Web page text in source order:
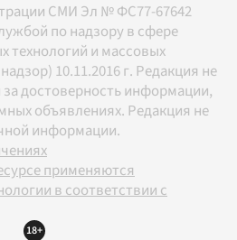
СМИ Эл № ФС77-67642
по надзору в сфере
технологий и массовых
10.11.2016 г. Редакция не
за достоверность информации,
объявлениях. Редакция не
информации.
применяются
в соответствии с
18+